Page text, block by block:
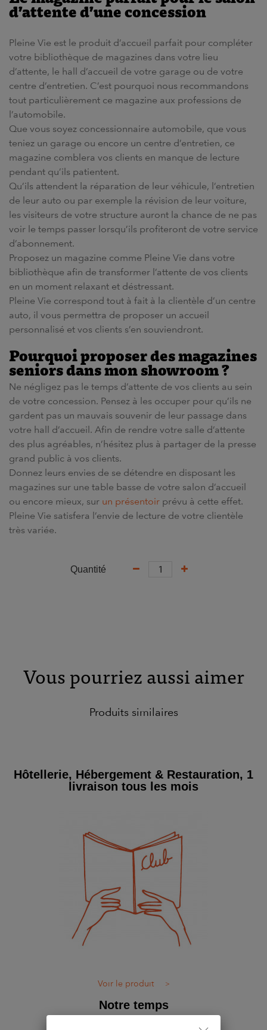
d’attente d’une concession
Pleine Vie est le produit d’accueil parfait pour compléter
votre bibliothèque de magazines dans votre lieu
d’attente, le hall d’accueil de votre garage ou de votre
centre d’entretien. C’est pourquoi nous recommandons
tout particulièrement ce magazine aux professions de
l’automobile.
Que vous soyez concessionnaire automobile, que vous
teniez un garage ou encore un centre d’entretien, ce
magazine comblera vos clients en manque de lecture
pendant qu’ils patientent.
Qu’ils attendent la réparation de leur véhicule, l’entretien
de leur auto ou par exemple la révision de leur voiture,
les visiteurs de votre structure auront la chance de ne pas
voir le temps passer lorsqu’ils profiteront de votre service
d’abonnement.
Proposez un magazine comme Pleine Vie dans votre
bibliothèque afin de transformer l’attente de vos clients
en un moment relaxant et déstressant.
Pleine Vie correspond tout à fait à la clientèle d’un centre
auto, il vous permettra de proposer un accueil
personnalisé et vos clients s’en souviendront.
Pourquoi proposer des magazines
seniors dans mon showroom ?
Ne négligez pas le temps d’attente de vos clients au sein
de votre concession. Pensez à les occuper pour qu’ils ne
gardent pas un mauvais souvenir de leur passage dans
votre hall d’accueil. Afin de rendre votre salle d’attente
des plus agréables, n’hésitez plus à partager de la presse
grand public à vos clients.
Donnez leurs envies de se détendre en disposant les
magazines sur une table basse de votre salon d’accueil
ou encore mieux, sur un présentoir prévu à cette effet.
Pleine Vie satisfera l’envie de lecture de votre clientèle
très variée.
Quantité
Vous pourriez aussi aimer
Produits similaires
Hôtellerie, Hébergement & Restauration, 1
livraison tous les mois
Voir le produit >
Notre temps